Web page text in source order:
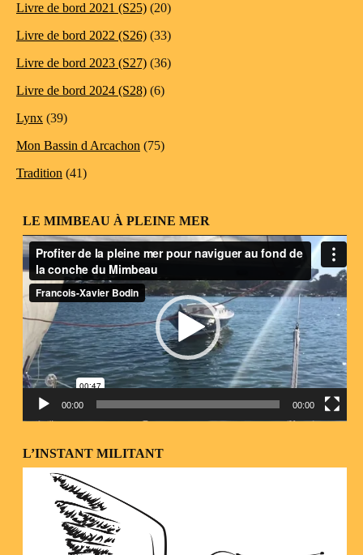
Livre de bord 2021 (S25) (20)
Livre de bord 2022 (S26) (33)
Livre de bord 2023 (S27) (36)
Livre de bord 2024 (S28) (6)
Lynx (39)
Mon Bassin d Arcachon (75)
Tradition (41)
LE MIMBEAU À PLEINE MER
Lecteur
vidéo
00:00 00:00
L’INSTANT MILITANT